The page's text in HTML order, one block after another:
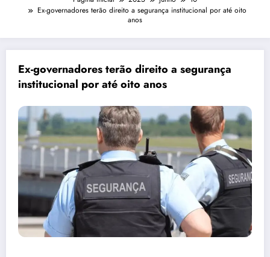
Ex-governadores terão direito a segurança institucional por até oito
anos
Ex-governadores terão direito a segurança
institucional por até oito anos